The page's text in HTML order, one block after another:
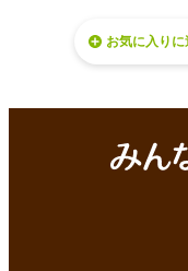
お気に入り